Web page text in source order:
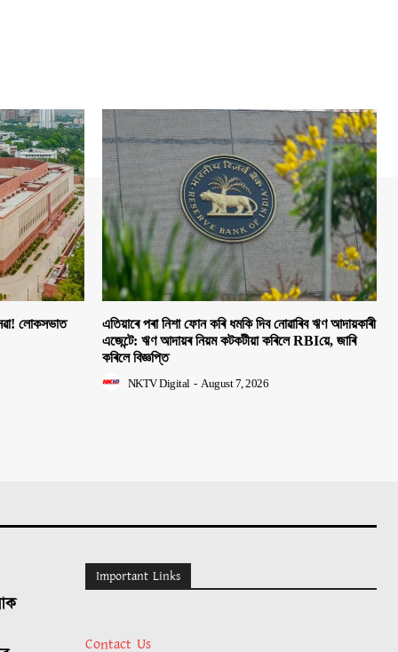
লোকসভাত
এতিয়াৰে পৰা নিশা ফোন কৰি ধমকি দিব নোৱাৰিব ঋণ আদায়কাৰী
এজেন্টে: ঋণ আদায়ৰ নিয়ম কটকটীয়া কৰিলে RBIয়ে, জাৰি
কৰিলে বিজ্ঞপ্তি
NKTV Digital - August 7, 2026
Important Links
Contact Us